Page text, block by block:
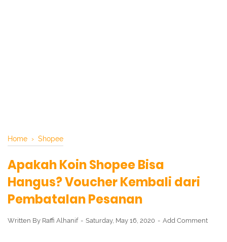
Home › Shopee
Apakah Koin Shopee Bisa
Hangus? Voucher Kembali dari
Pembatalan Pesanan
Written By Raffi Alhanif Saturday, May 16, 2020 Add Comment